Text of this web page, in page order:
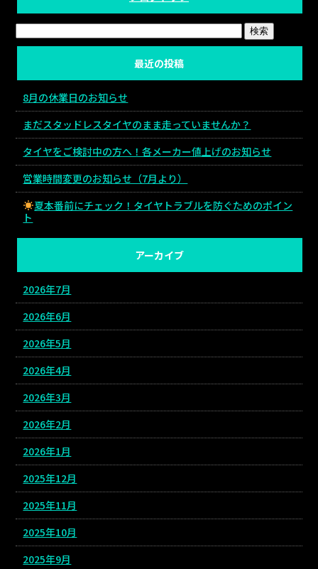
最近の投稿
8月の休業日のお知らせ
まだスタッドレスタイヤのまま走っていませんか？
タイヤをご検討中の方へ！各メーカー値上げのお知らせ
営業時間変更のお知らせ（7月より）
夏本番前にチェック！タイヤトラブルを防ぐためのポイン
ト
アーカイブ
2026年7月
2026年6月
2026年5月
2026年4月
2026年3月
2026年2月
2026年1月
2025年12月
2025年11月
2025年10月
2025年9月